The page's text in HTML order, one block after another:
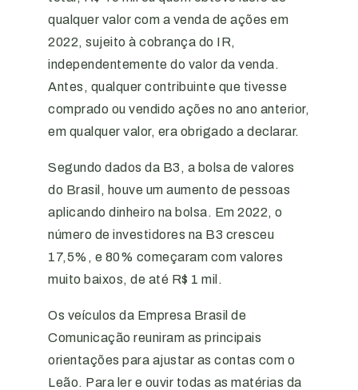
qualquer valor com a venda de ações em
2022, sujeito à cobrança do IR,
independentemente do valor da venda.
Antes, qualquer contribuinte que tivesse
comprado ou vendido ações no ano anterior,
em qualquer valor, era obrigado a declarar.
Segundo dados da B3, a bolsa de valores
do Brasil, houve um aumento de pessoas
aplicando dinheiro na bolsa. Em 2022, o
número de investidores na B3 cresceu
17,5%, e 80% começaram com valores
muito baixos, de até R$ 1 mil.
Os veículos da Empresa Brasil de
Comunicação reuniram as principais
orientações para ajustar as contas com o
Leão. Para ler e ouvir todas as matérias da